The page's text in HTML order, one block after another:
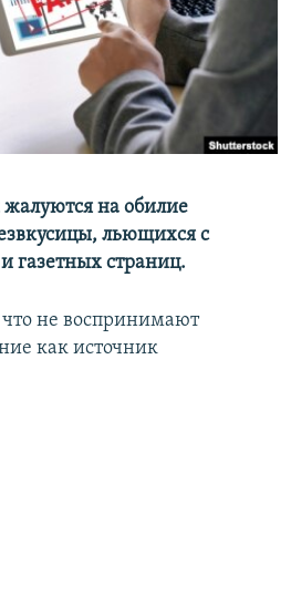
на обилие
льющихся с
газетных страниц.
не воспринимают
как источник